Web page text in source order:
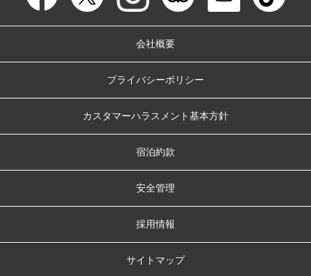
会社概要
プライバシーポリシー
カスタマーハラスメント基本方針
宿泊約款
安全管理
採用情報
サイトマップ